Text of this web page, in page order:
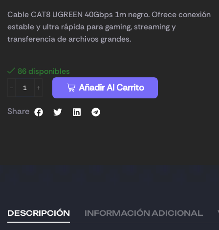
Cable CAT8 UGREEN 40Gbps 1m negro. Ofrece conexión
estable y ultra rápida para gaming, streaming y
transferencia de archivos grandes.
86 disponibles
Añadir Al Carrito
Share
DESCRIPCIÓN INFORMACIÓN ADICIONAL